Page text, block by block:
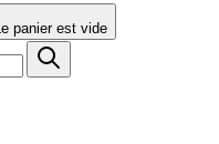
Afficher/Masquer le panier, Le panier est vide